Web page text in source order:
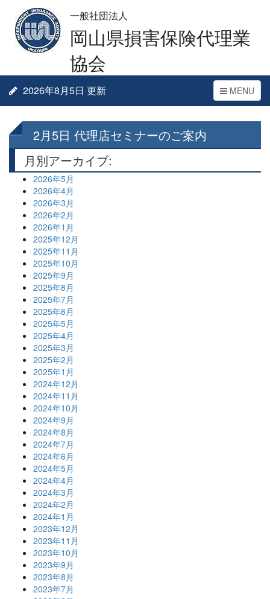
一般社団法人
岡山県損害保険代理業
協会
Toggle
navigation
MENU
2026年8月5日 更新
2月5日 代理店セミナーのご案内
月別アーカイブ:
2026年5月
2026年4月
2026年3月
2026年2月
2026年1月
2025年12月
2025年11月
2025年10月
2025年9月
2025年8月
2025年7月
2025年6月
2025年5月
2025年4月
2025年3月
2025年2月
2025年1月
2024年12月
2024年11月
2024年10月
2024年9月
2024年8月
2024年7月
2024年6月
2024年5月
2024年4月
2024年3月
2024年2月
2024年1月
2023年12月
2023年11月
2023年10月
2023年9月
2023年8月
2023年7月